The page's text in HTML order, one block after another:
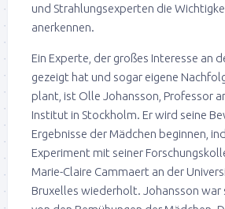
und Strahlungsexperten die
anerkennen.
Ein Experte, der großes Interesse an
gezeigt hat und sogar eigene
plant, ist Olle Johansson, Professor
Institut in Stockholm. Er wird seine
Ergebnisse der Mädchen beginnen,
Experiment mit seiner
Marie-Claire Cammaert an der
Bruxelles wiederholt. Johansson war